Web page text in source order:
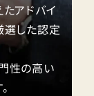
アドバイ
選した認定
性の高い